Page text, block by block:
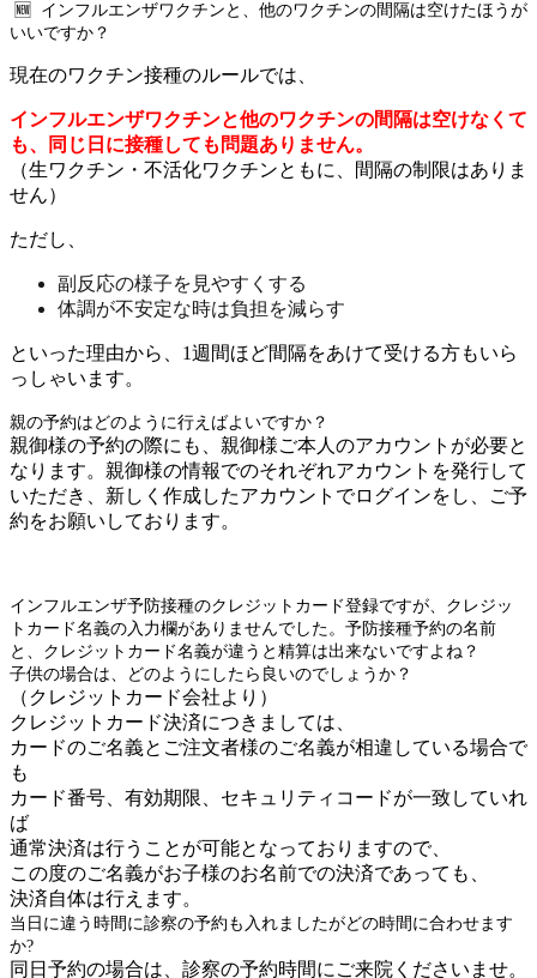
🆕 インフルエンザワクチンと、他のワクチンの間隔は空けたほうが
いいですか？
現在のワクチン接種のルールでは、
インフルエンザワクチンと他のワクチンの間隔は空けなくて
も、同じ日に接種しても問題ありません。
（生ワクチン・不活化ワクチンともに、間隔の制限はありま
せん）
ただし、
副反応の様子を見やすくする
体調が不安定な時は負担を減らす
といった理由から、1週間ほど間隔をあけて受ける方もいら
っしゃいます。
親の予約はどのように行えばよいですか？
親御様の予約の際にも、親御様ご本人のアカウントが必要と
なります。親御様の情報でのそれぞれアカウントを発行して
いただき、新しく作成したアカウントでログインをし、ご予
約をお願いしております。
インフルエンザ予防接種のクレジットカード登録ですが、クレジッ
トカード名義の入力欄がありませんでした。予防接種予約の名前
と、クレジットカード名義が違うと精算は出来ないですよね？
子供の場合は、どのようにしたら良いのでしょうか？
（クレジットカード会社より）
クレジットカード決済につきましては、
カードのご名義とご注文者様のご名義が相違している場合で
も
カード番号、有効期限、セキュリティコードが一致していれ
ば
通常決済は行うことが可能となっておりますので、
この度のご名義がお子様のお名前での決済であっても、
決済自体は行えます。
当日に違う時間に診察の予約も入れましたがどの時間に合わせます
か?
同日予約の場合は、診察の予約時間にご来院くださいませ。